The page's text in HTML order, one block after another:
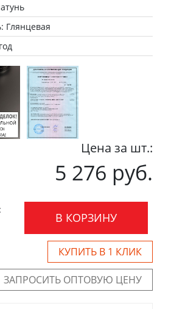
Глянцевая
Цена за шт.:
5 276 руб.
В КОРЗИНУ
КУПИТЬ В 1 КЛИК
ЗАПРОСИТЬ ОПТОВУЮ ЦЕНУ